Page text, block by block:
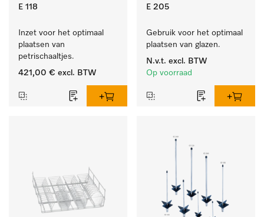
E 118
Inzet voor het optimaal
plaatsen van
petrischaaltjes.
421,00 € excl. BTW
E 205
Gebruik voor het optimaal
plaatsen van glazen.
N.v.t. excl. BTW
Op voorraad